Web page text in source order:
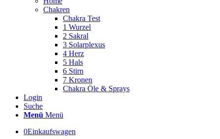
Chakren
Chakra Test
1 Wurzel
2 Sakral
3 Solarplexus
4 Herz
5 Hals
6 Stirn
7 Kronen
Chakra Öle & Sprays
Login
Suche
Menü Menü
0Einkaufswagen